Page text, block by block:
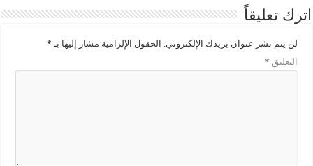
اترك تعليقاً
لن يتم نشر عنوان بريدك الإلكتروني. الحقول الإلزامية مشار إليها بـ *
التعليق *